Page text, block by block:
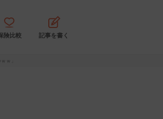
険比較 記事を書く
ｗ」